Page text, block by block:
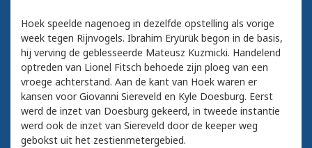
Hoek speelde nagenoeg in dezelfde opstelling als vorige
week tegen Rijnvogels. Ibrahim Eryürük begon in de basis,
hij verving de geblesseerde Mateusz Kuzmicki. Handelend
optreden van Lionel Fitsch behoede zijn ploeg van een
vroege achterstand. Aan de kant van Hoek waren er
kansen voor Giovanni Siereveld en Kyle Doesburg. Eerst
werd de inzet van Doesburg gekeerd, in tweede instantie
werd ook de inzet van Siereveld door de keeper weg
gebokst uit het zestienmetergebied.